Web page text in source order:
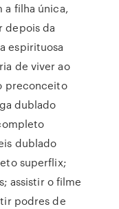
a filha única,
depois da
espirituosa
de viver ao
preconceito
dublado
dublado
superflix;
assistir o filme
podres de